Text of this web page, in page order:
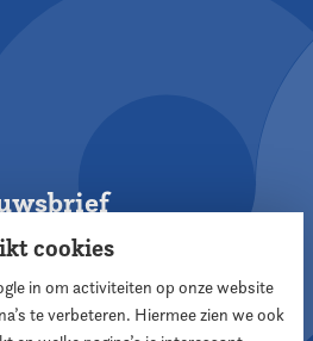
cookies
in om activiteiten op onze website
te verbeteren. Hiermee zien we ook